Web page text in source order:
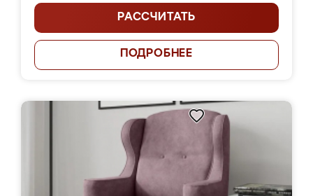
РАССЧИТАТЬ
ПОДРОБНЕЕ